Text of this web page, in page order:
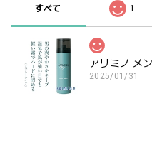
すべて 1
アリミノ メ
2025/01/31